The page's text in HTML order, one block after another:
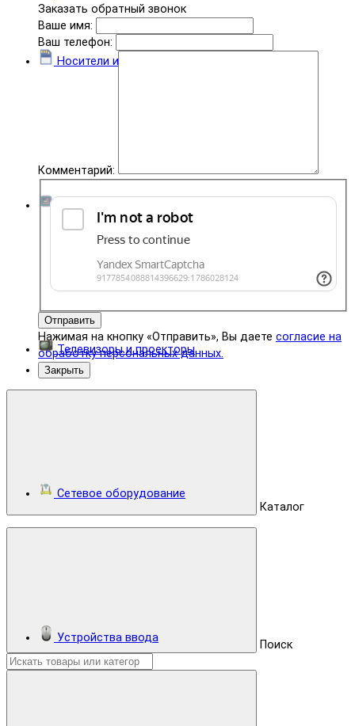
Заказать обратный звонок
Ваше имя:
Ваш телефон:
Комментарий:
Отправить
Нажимая на кнопку «Отправить», Вы даете согласие на
обработку персональных данных.
Закрыть
Каталог
Поиск
Носители информации
Комплектующие
Телевизоры и проекторы
Сетевое оборудование
Устройства ввода